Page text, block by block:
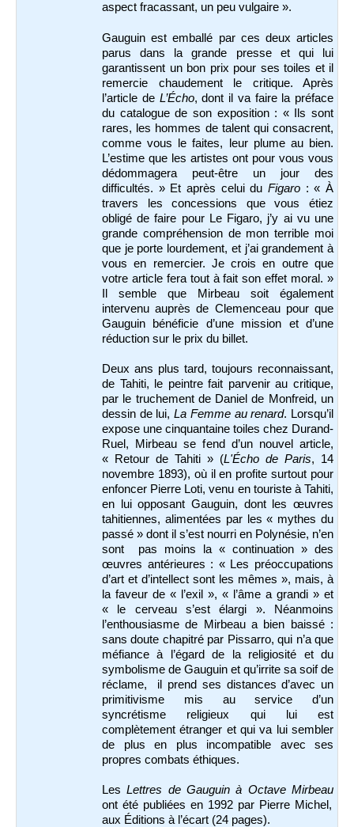
aspect fracassant, un peu vulgaire ».
Gauguin est emballé par ces deux articles
parus dans la grande presse et qui lui
garantissent un bon prix pour ses toiles et il
remercie chaudement le critique. Après
l’article de L’Écho, dont il va faire la préface
du catalogue de son exposition : « Ils sont
rares, les hommes de talent qui consacrent,
comme vous le faites, leur plume au bien.
L’estime que les artistes ont pour vous vous
dédommagera peut-être un jour des
difficultés. » Et après celui du Figaro : « À
travers les concessions que vous étiez
obligé de faire pour Le Figaro, j’y ai vu une
grande compréhension de mon terrible moi
que je porte lourdement, et j’ai grandement à
vous en remercier. Je crois en outre que
votre article fera tout à fait son effet moral. »
Il semble que Mirbeau soit également
intervenu auprès de Clemenceau pour que
Gauguin bénéficie d’une mission et d’une
réduction sur le prix du billet.
Deux ans plus tard, toujours reconnaissant,
de Tahiti, le peintre fait parvenir au critique,
par le truchement de Daniel de Monfreid, un
dessin de lui,La Femme au renard. Lorsqu’il
expose une cinquantaine toiles chez Durand-
Ruel, Mirbeau se fend d’un nouvel article,
« Retour de Tahiti » (L'Écho de Paris, 14
novembre 1893), où il en profite surtout pour
enfoncer Pierre Loti, venu en touriste à Tahiti,
en lui opposant Gauguin, dont les œuvres
tahitiennes, alimentées par les « mythes du
passé » dont il s’est nourri en Polynésie, n’en
sont pas moins la « continuation » des
œuvres antérieures : « Les préoccupations
d’art et d’intellect sont les mêmes », mais, à
la faveur de « l’exil », « l’âme a grandi » et
« le cerveau s’est élargi ». Néanmoins
l’enthousiasme de Mirbeau a bien baissé :
sans doute chapitré par Pissarro, qui n’a que
méfiance à l’égard de la religiosité et du
symbolisme de Gauguin et qu’irrite sa soif de
réclame, il prend ses distances d’avec un
primitivisme mis au service d’un
syncrétisme religieux qui lui est
complètement étranger et qui va lui sembler
de plus en plus incompatible avec ses
propres combats éthiques.
LesLettres de Gauguin à Octave Mirbeau
ont été publiées en 1992 par Pierre Michel,
aux Éditions à l’écart (24 pages).